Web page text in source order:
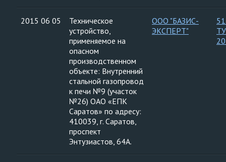
2015 06 05
Техническое
устройство,
применяемое на
опасном
производственном
объекте: Внутренний
стальной газопровод
к печи №9 (участок
№26) ОАО «ЕПК
Саратов» по адресу:
410039, г. Саратов,
проспект
Энтузиастов, 64А.
ООО "БАЗИС-
ЭКСПЕРТ"